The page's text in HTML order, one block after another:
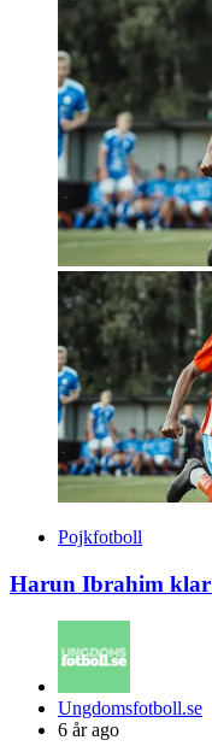
Pojkfotboll
Harun Ibrahim
Posted
by
Ungdomsfotboll.se
6 år ago